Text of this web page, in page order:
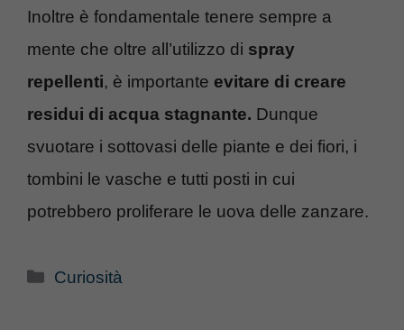
Inoltre è fondamentale tenere sempre a
mente che oltre all’utilizzo di spray
repellenti, è importante evitare di creare
residui di acqua stagnante. Dunque
svuotare i sottovasi delle piante e dei fiori, i
tombini le vasche e tutti posti in cui
potrebbero proliferare le uova delle zanzare.
Categorie
Curiosità